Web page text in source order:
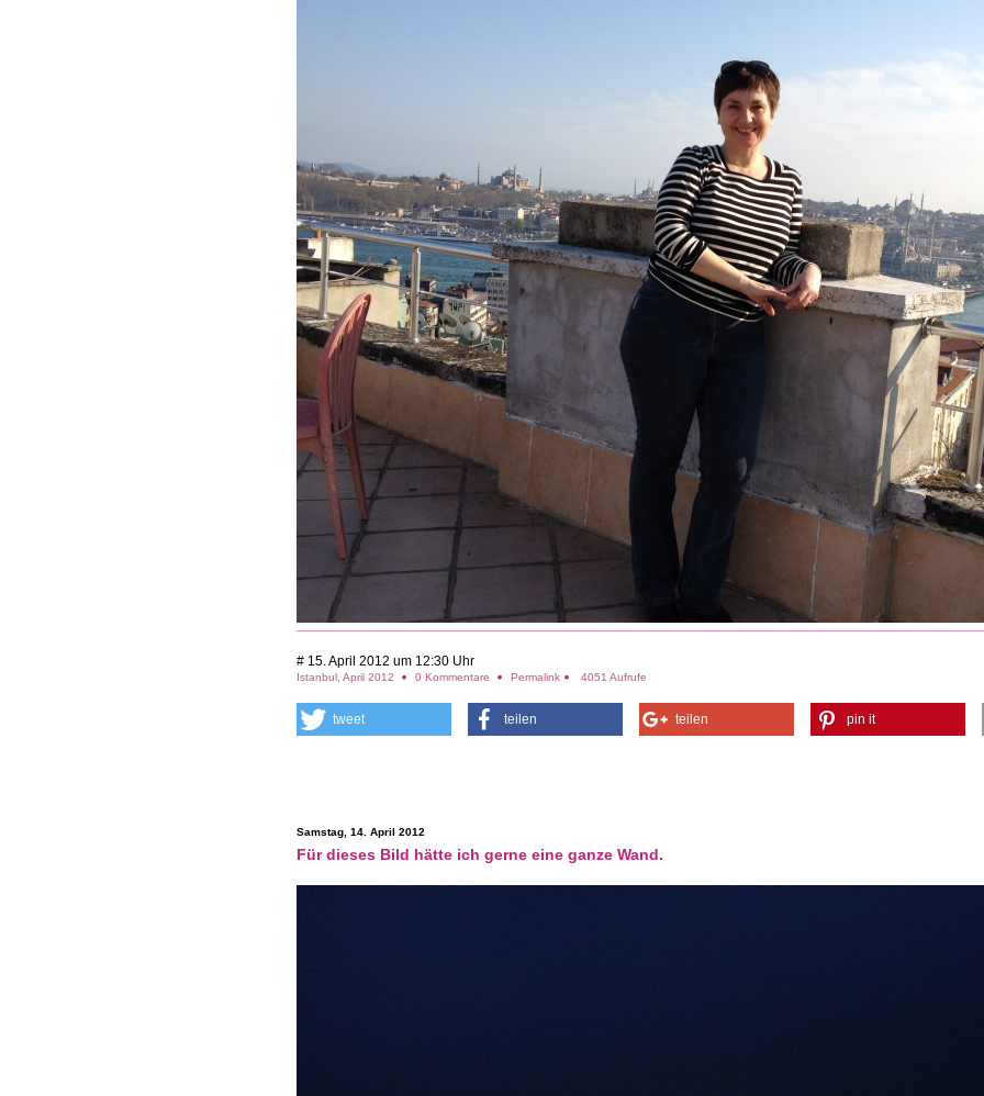
# 15. April 2012 um 12:30 Uhr
Istanbul, April 2012 0 Kommentare Permalink 4051 Aufrufe
tweet teilen teilen pin it
Samstag, 14. April 2012
Für dieses Bild hätte ich gerne eine ganze Wand.